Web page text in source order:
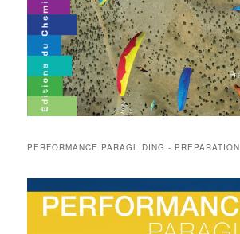
PERFORMANCE PARAGLIDING - PREPARATION